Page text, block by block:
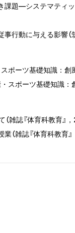
課題―システマティ
行動に与える影響（
ポーツ基礎知識：創
スポーツ基礎知識：
雑誌『体育科教育』，
（雑誌『体育科教育』